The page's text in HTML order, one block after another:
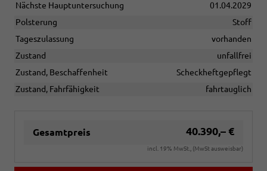
Nächste Hauptuntersuchung
01.04.2029
Polsterung
Stoff
Tageszulassung
vorhanden
Zustand
unfallfrei
Zustand, Beschaffenheit
Scheckheftgepflegt
Zustand, Fahrfähigkeit
fahrtauglich
Gesamtpreis 40.390,– €
incl. 19% MwSt., (MwSt ausweisbar)